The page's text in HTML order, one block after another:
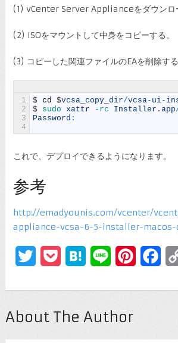
(1) vCenter Server Applianceをダウンロ
(2) ISOをマウントして中身をコピーする。
(3) コピーした関連ファイルのEAを削除する
1
2
3
4
$ cd $vcsa_copy_dir/vcsa- ui-
$
sudo xattr - rc Installer . app
Password :
これで、デプロイできるようになります。
参考
http://emadyounis.com/vcenter/
appliance-vcsa-6-5-installer-
TwitterPocketHatenaLine
About The Author